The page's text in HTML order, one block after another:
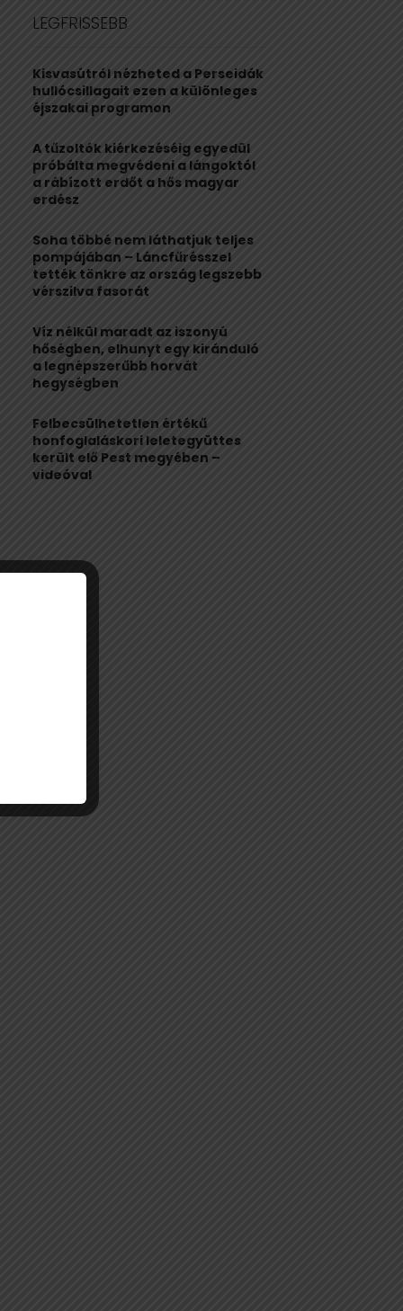
h
o
r
:
R
H
LEGFRISSEBB
Kisvasútról nézheted a Perseidák
hullócsillagait ezen a különleges
éjszakai programon
A tűzoltók kiérkezéséig egyedül
próbálta megvédeni a lángoktól
a rábízott erdőt a hős magyar
erdész
Soha többé nem láthatjuk teljes
pompájában – Láncfűrésszel
tették tönkre az ország legszebb
vérszilva fasorát
Víz nélkül maradt az iszonyú
hőségben, elhunyt egy kiránduló
a legnépszerűbb horvát
hegységben
Felbecsülhetetlen értékű
honfoglaláskori leletegyüttes
került elő Pest megyében –
videóval